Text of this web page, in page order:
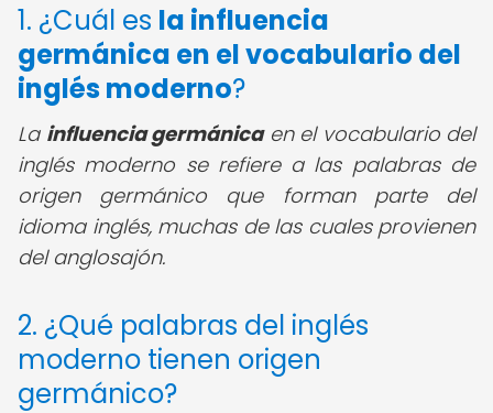
1. ¿Cuál es la influencia
germánica en el vocabulario del
inglés moderno?
La influencia germánicaen el vocabulario del
inglés moderno se refiere a las palabras de
origen germánico que forman parte del
idioma inglés, muchas de las cuales provienen
del anglosajón.
2. ¿Qué palabras del inglés
moderno tienen origen
germánico?